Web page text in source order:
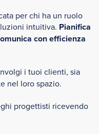
per chi ha un ruolo
intuitiva. Pianifica
con efficienza
i tuoi clienti, sia
nel loro spazio.
progettisti ricevendo